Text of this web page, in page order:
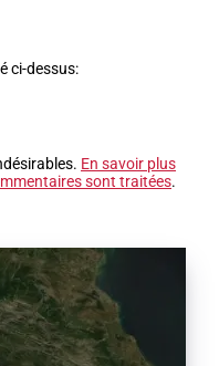
ci-dessus:
En savoir plus
sont traitées.